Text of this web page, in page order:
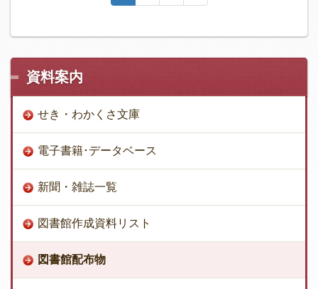
資料案内
せき・わかくさ文庫
電子書籍･データベース
新聞・雑誌一覧
図書館作成資料リスト
図書館配布物